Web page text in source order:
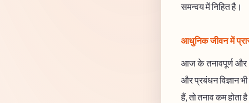
समन्वय में निहित है।
आधुनिक जीवन में
आज के तनावपूर्ण और
और प्रबंधन विज्ञान
हैं, तो तनाव कम होता